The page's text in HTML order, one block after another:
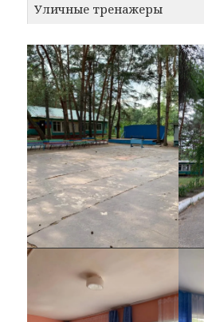
Уличные тренажеры